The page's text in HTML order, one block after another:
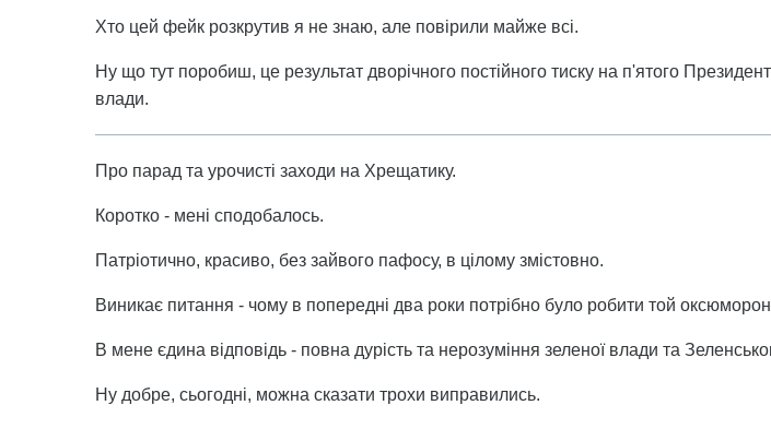
Хто цей фейк розкрутив я не знаю, але повірили майже всі.
Ну що тут поробиш, це результат дворічного постійного тиску на п'ятого
влади.
Про парад та урочисті заходи на Хрещатику.
Коротко - мені сподобалось.
Патріотично, красиво, без зайвого пафосу, в цілому змістовно.
Виникає питання - чому в попередні два роки потрібно було робити той
В мене єдина відповідь - повна дурість та нерозуміння зеленої влади та
Ну добре, сьогодні, можна сказати трохи виправились.